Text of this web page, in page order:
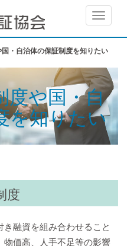
Toggle
・自治体の保証制度を知りたい
度や国・自
を知りたい
度
融資を組み合わせること
価高、人手不足等の影響